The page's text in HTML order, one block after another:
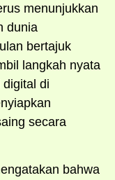
menunjukkan
dunia
bertajuk
langkah nyata
di
secara
bahwa